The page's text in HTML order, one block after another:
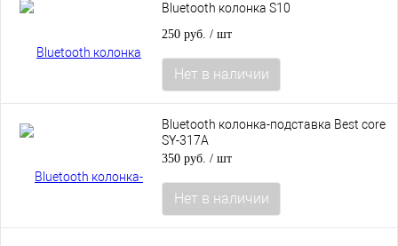
Bluetooth колонка S10
250 руб. / шт
Нет в наличии
Bluetooth колонка-подставка Best core
SY-317A
350 руб. / шт
Нет в наличии